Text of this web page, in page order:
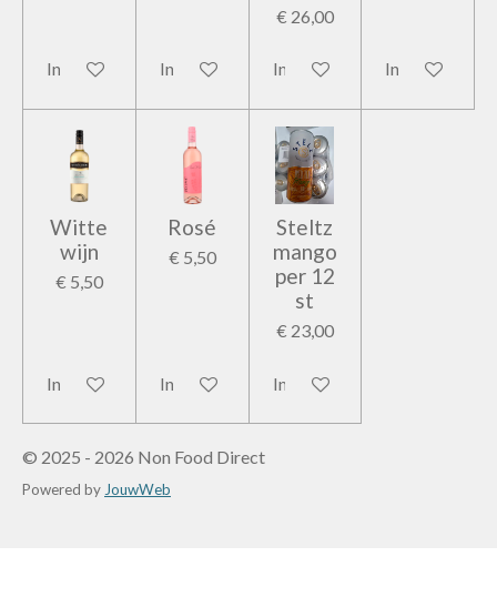
In winkelwagenIn winkelwagen
€ 26,00
In winkelwagenIn
Witte
wijn
€ 5,50
In winkelwagen
Rosé
€ 5,50
In winkelwagen
Steltz
mango
per 12
st
€ 23,00
In winkelwagen
© 2025 - 2026 Non Food Direct
Powered byJouwWeb